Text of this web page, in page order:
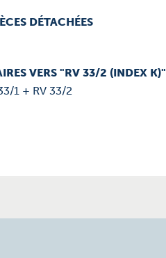
DÉTACHÉES
VERS "RV 33/2 (INDEX K)"
1 + RV 33/2